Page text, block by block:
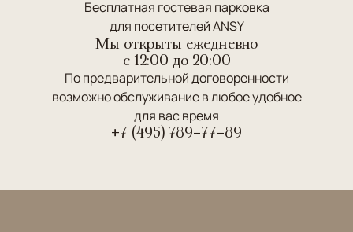
Бесплатная гостевая парковка
для посетителей ANSY
Мы открыты ежедневно
c 12:00 до 20:00
По предварительной договоренности
возможно обслуживание в любое удобное
для вас время
+7 (495) 789-77-89